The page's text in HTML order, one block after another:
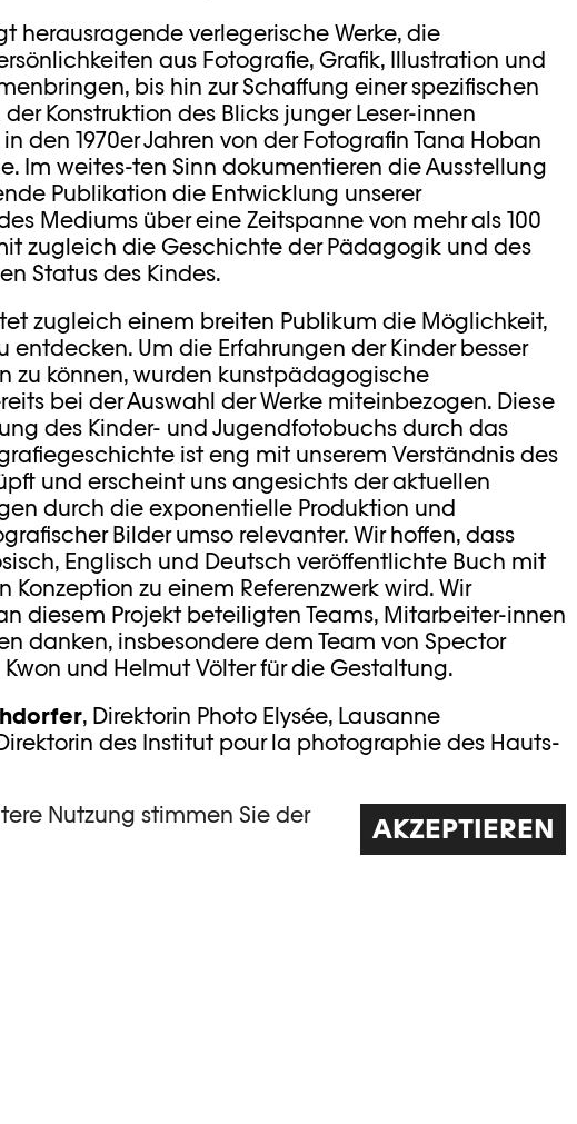
Nutzung stimmen Sie der
AKZEPTIEREN
herausragende verlegerische Werke, die
aus Fotografie, Grafik, Illustration und
bis hin zur Schaffung einer spezifischen
Konstruktion des Blicks junger Leser-innen
den 1970er Jahren von der Fotografin Tana Hoban
Im weites-ten Sinn dokumentieren die Ausstellung
Publikation die Entwicklung unserer
Mediums über eine Zeitspanne von mehr als 100
zugleich die Geschichte der Pädagogik und des
Status des Kindes.
zugleich einem breiten Publikum die Möglichkeit,
entdecken. Um die Erfahrungen der Kinder besser
zu können, wurden kunstpädagogische
bei der Auswahl der Werke miteinbezogen. Diese
des Kinder- und Jugendfotobuchs durch das
ist eng mit unserem Verständnis des
und erscheint uns angesichts der aktuellen
durch die exponentielle Produktion und
Bilder umso relevanter. Wir hoffen, dass
Englisch und Deutsch veröffentlichte Buch mit
Konzeption zu einem Referenzwerk wird. Wir
diesem Projekt beteiligten Teams, Mitarbeiter-innen
danken, insbesondere dem Team von Spector
Kwon und Helmut Völter für die Gestaltung.
, Direktorin Photo Elysée, Lausanne
des Institut pour la photographie des Hauts-
Buchladen-Shop mudac Photo Elysée.